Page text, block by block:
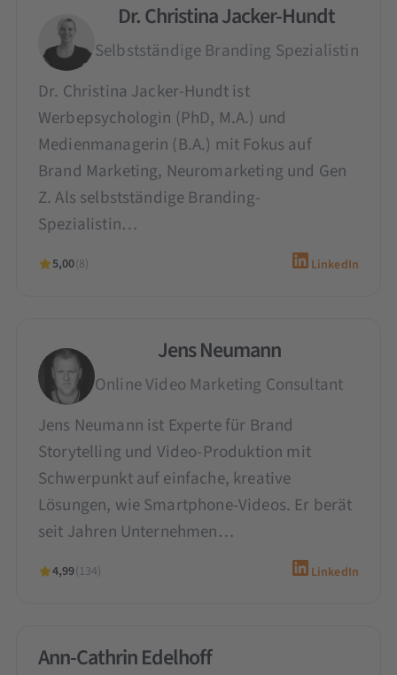
Dr. Christina Jacker-Hundt
Selbstständige Branding Spezialistin
Dr. Christina Jacker-Hundt ist
Werbepsychologin (PhD, M.A.) und
Medienmanagerin (B.A.) mit Fokus auf
Brand Marketing, Neuromarketing und Gen
Z. Als selbstständige Branding-
Spezialistin…
5,00(8) LinkedIn
Jens Neumann
Online Video Marketing Consultant
Jens Neumann ist Experte für Brand
Storytelling und Video-Produktion mit
Schwerpunkt auf einfache, kreative
Lösungen, wie Smartphone-Videos. Er berät
seit Jahren Unternehmen…
4,99(134) LinkedIn
Ann-Cathrin Edelhoff